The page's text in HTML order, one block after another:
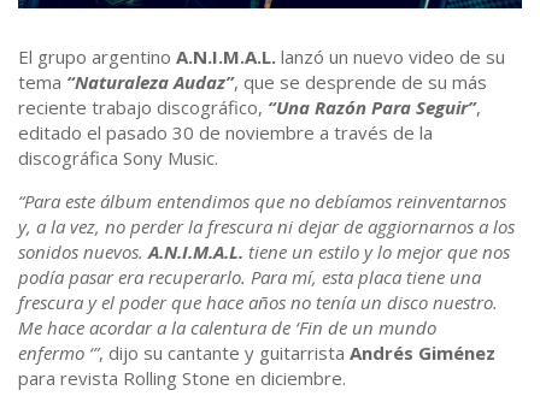
El grupo argentino A.N.I.M.A.L. lanzó un nuevo video de su
tema “Naturaleza Audaz”, que se desprende de su más
reciente trabajo discográfico, “Una Razón Para Seguir”,
editado el pasado 30 de noviembre a través de la
discográfica Sony Music.
“Para este álbum entendimos que no debíamos reinventarnos
y, a la vez, no perder la frescura ni dejar de aggiornarnos a los
sonidos nuevos.A.N.I.M.A.L. tiene un estilo y lo mejor que nos
podía pasar era recuperarlo. Para mí, esta placa tiene una
frescura y el poder que hace años no tenía un disco nuestro.
Me hace acordar a la calentura de ‘Fin de un mundo
enfermo ‘”, dijo su cantante y guitarrista Andrés Giménez
para revista Rolling Stone en diciembre.